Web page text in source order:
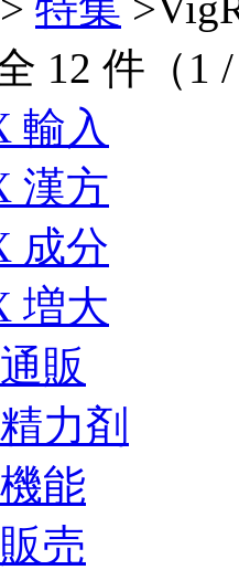
12 件（1
輸入
漢方
成分
増大
販
力剤
能
売